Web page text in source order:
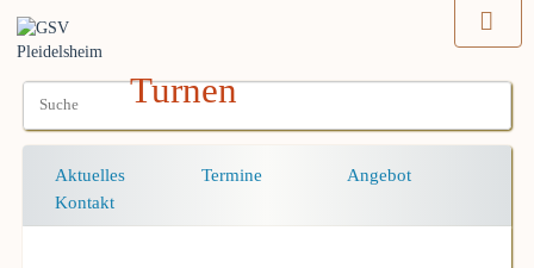
Turnen
Navigation
überspringen
Aktuelles Termine
Angebot
Kontakt